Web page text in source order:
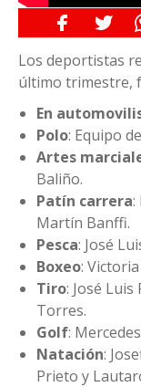
Los deportistas
último trimestre,
En
Polo: Equipo
Artes
Baliño.
Patín carrera:
Martín Banffi.
Pesca: José
Boxeo:
Tiro: José
Torres.
Golf:
Natación:
Prieto y